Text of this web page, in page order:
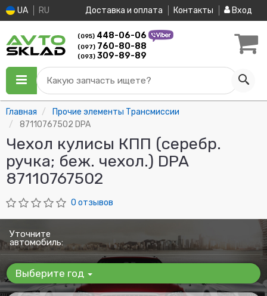
UA RU Доставка и оплата Контакты Вход
(095) 448-06-06
(097) 760-80-88
(093) 309-89-89
Какую запчасть ищете?
Главная
Прочие элементы Трансмиссии
87110767502 DPA
Чехол кулисы КПП (серебр.
ручка; беж. чехол.) DPA
87110767502
0 отзывов
Уточните
автомобиль:
Выберите год